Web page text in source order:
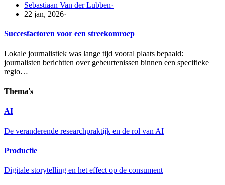
Sebastiaan Van der Lubben·
22 jan, 2026·
Succesfactoren voor een streekomroep
Lokale journalistiek was lange tijd vooral plaats bepaald:
journalisten berichtten over gebeurtenissen binnen een specifieke
regio…
Thema's
AI
De veranderende researchpraktijk en de rol van AI
Productie
Digitale storytelling en het effect op de consument